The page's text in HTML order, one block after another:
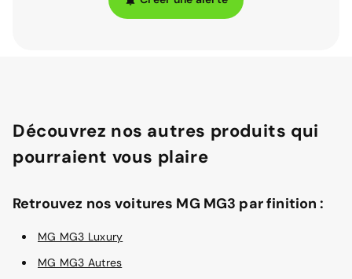
Découvrez nos autres produits qui
pourraient vous plaire
Retrouvez nos voitures MG MG3 par finition :
MG MG3 Luxury
MG MG3 Autres